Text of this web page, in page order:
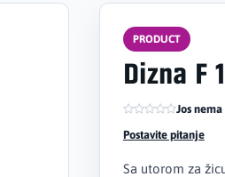
PRODUCT
Dizna F
Jos
Postavite pitanje
Sa utorom za